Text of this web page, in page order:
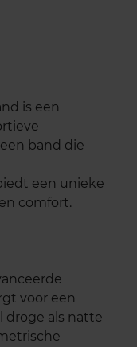
is een
band die
een unieke
comfort.
voor een
droge als natte